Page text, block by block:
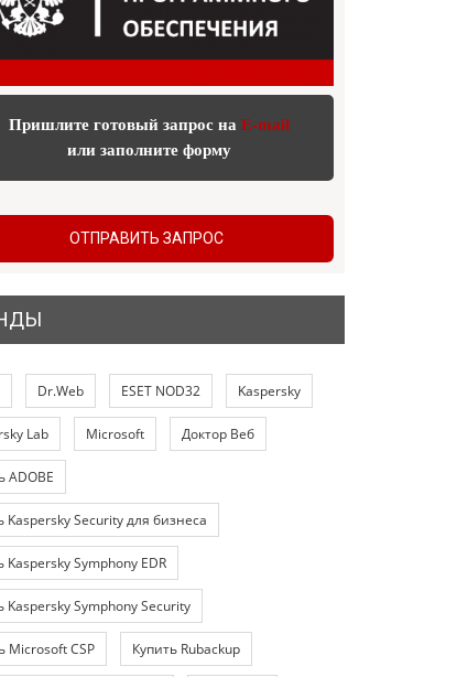
Пришлите готовый запрос на E-mail
или заполните форму
ОТПРАВИТЬ ЗАПРОС
Dr.Web ESET NOD32 Kaspersky
Lab Microsoft Доктор Веб
ADOBE
Kaspersky Security для бизнеса
Kaspersky Symphony EDR
Kaspersky Symphony Security
Microsoft CSP Купить Rubackup